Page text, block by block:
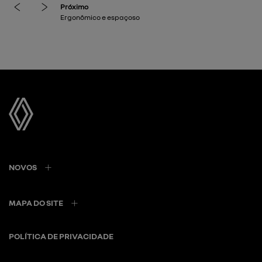
previousnext
NOVOS
MAPA DO SITE
POLÍTICA DE PRIVACIDADE